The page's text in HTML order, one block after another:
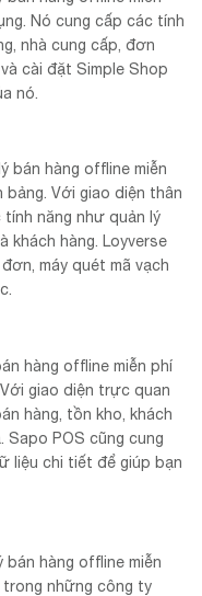
Nó cung cấp các tính
nhà cung cấp, đơn
cài đặt Simple Shop
nó.
bán hàng offline miễn
Với giao diện thân
năng như quản lý
khách hàng. Loyverse
máy quét mã vạch
hàng offline miễn phí
giao diện trực quan
hàng, tồn kho, khách
Sapo POS cũng cung
liệu chi tiết để giúp bạn
bán hàng offline miễn
những công ty